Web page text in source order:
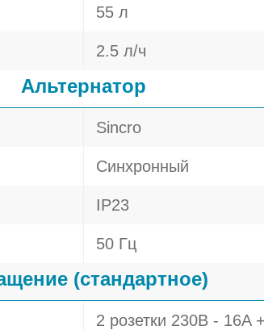
55 л
2.5 л/ч
Альтернатор
Sincro
Синхронный
IP23
50 Гц
(стандартное)
2 розетки 230В -